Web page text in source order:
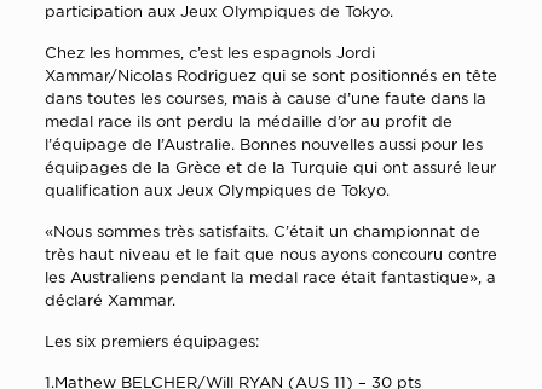
participation aux Jeux Olympiques de Tokyo.
Chez les hommes, c’est les espagnols Jordi
Xammar/Nicolas Rodriguez qui se sont positionnés en tête
dans toutes les courses, mais à cause d’une faute dans la
medal race ils ont perdu la médaille d’or au profit de
l’équipage de l’Australie. Bonnes nouvelles aussi pour les
équipages de la Grèce et de la Turquie qui ont assuré leur
qualification aux Jeux Olympiques de Tokyo.
«Nous sommes très satisfaits. C’était un championnat de
très haut niveau et le fait que nous ayons concouru contre
les Australiens pendant la medal race était fantastique», a
déclaré Xammar.
Les six premiers équipages:
1.Mathew BELCHER/Will RYAN (AUS 11) – 30 pts